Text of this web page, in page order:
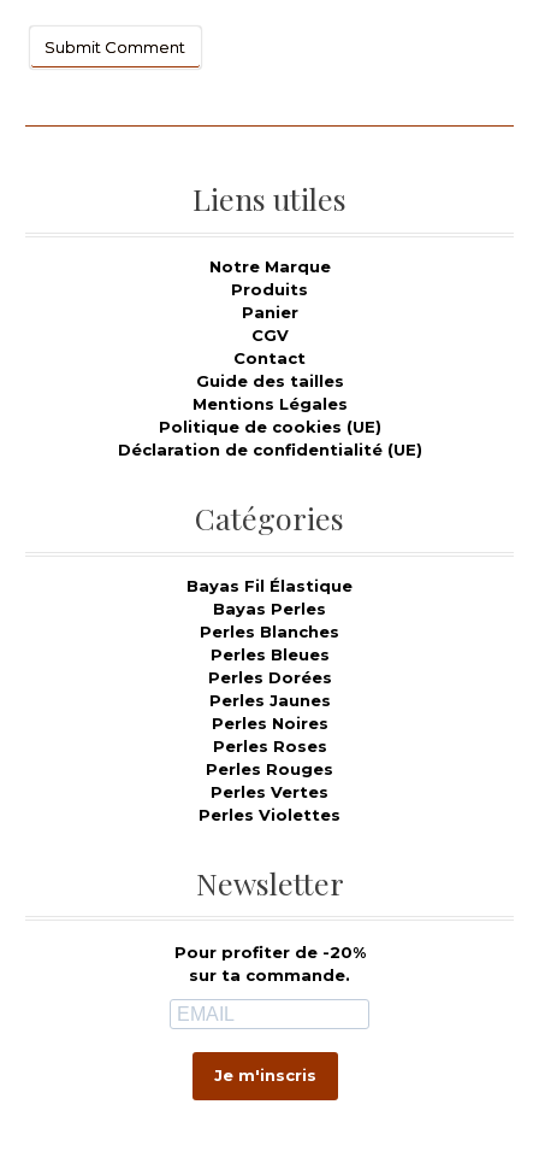
Liens utiles
Notre Marque
Produits
Panier
CGV
Contact
Guide des tailles
Mentions Légales
Politique de cookies (UE)
Déclaration de confidentialité (UE)
Catégories
Bayas Fil Élastique
Bayas Perles
Perles Blanches
Perles Bleues
Perles Dorées
Perles Jaunes
Perles Noires
Perles Roses
Perles Rouges
Perles Vertes
Perles Violettes
Newsletter
Pour profiter de -20%
sur ta commande.
Je m'inscris